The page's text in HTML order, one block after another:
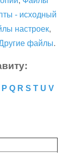
- исходный
настроек,
файлы.
P Q R S T U V